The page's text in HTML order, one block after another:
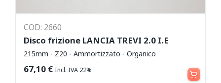
COD: 2660
Disco frizione LANCIA TREVI 2.0 I.E
215mm - Z20 - Ammortizzato - Organico
67,10 € Incl. IVA 22% Aggiungi al carrello